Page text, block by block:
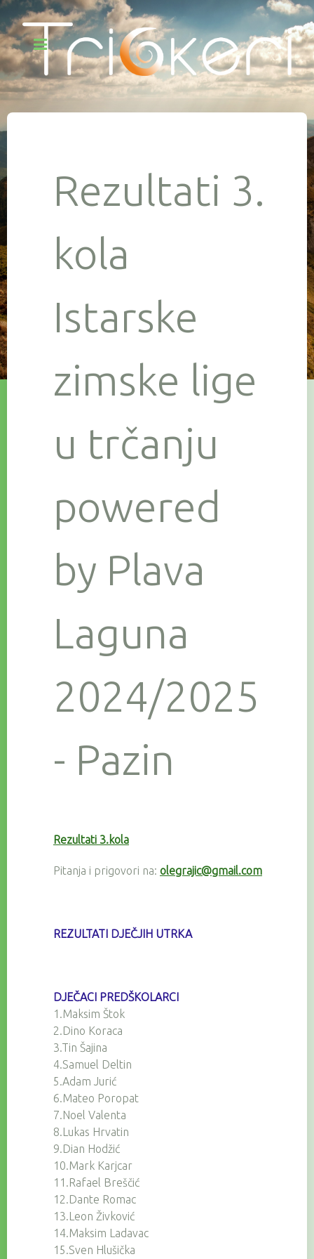
Rezultati 3.
kola
Istarske
zimske lige
u trčanju
powered
by Plava
Laguna
2024/2025
- Pazin
Rezultati 3.kola
Pitanja i prigovori na: olegrajic@gmail.com
REZULTATI DJEČJIH UTRKA
DJEČACI PREDŠKOLARCI
1.Maksim Štok
2.Dino Koraca
3.Tin Šajina
4.Samuel Deltin
5.Adam Jurić
6.Mateo Poropat
7.Noel Valenta
8.Lukas Hrvatin
9.Dian Hodžić
10.Mark Karjcar
11.Rafael Breščić
12.Dante Romac
13.Leon Živković
14.Maksim Ladavac
15.Sven Hlušička